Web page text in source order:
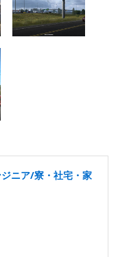
ニア/寮・社宅・家